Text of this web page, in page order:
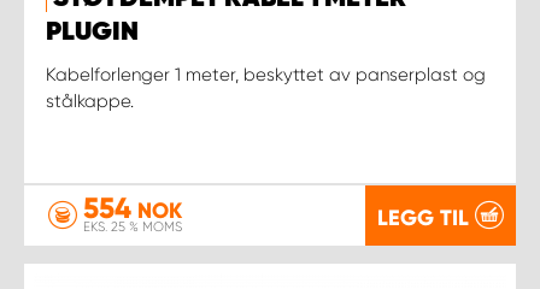
PLUGIN
Kabelforlenger 1 meter, beskyttet av panserplast og
stålkappe.
554 NOK
EKS. 25 % MOMS LEGG TIL